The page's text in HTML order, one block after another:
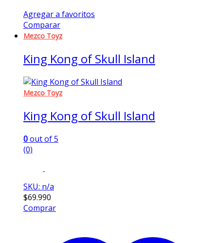
Agregar a favoritos
Comparar
Mezco Toyz
King Kong of Skull Island
Mezco Toyz
King Kong of Skull Island
0out of 5
(0)
SKU: n/a
$69.990
Comprar